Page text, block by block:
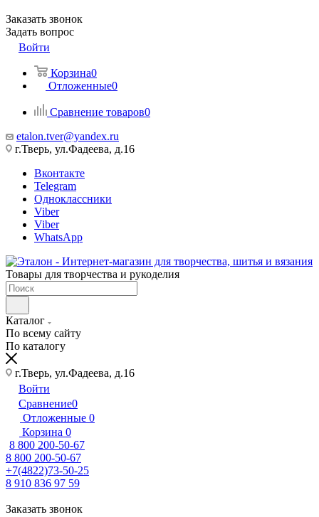
Заказать звонок
Задать вопрос
Войти
Корзина0
Отложенные0
Сравнение товаров0
etalon.tver@yandex.ru
г.Тверь, ул.Фадеева, д.16
Вконтакте
Telegram
Одноклассники
Viber
Viber
WhatsApp
Товары для творчества и рукоделия
Каталог
По всему сайту
По каталогу
г.Тверь, ул.Фадеева, д.16
Войти
Сравнение0
Отложенные 0
Корзина 0
8 800 200-50-67
8 800 200-50-67
+7(4822)73-50-25
8 910 836 97 59
Заказать звонок